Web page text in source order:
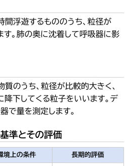
浮遊するもののうち、粒径が
。肺の奥に沈着して呼吸器に影
のうち、粒径が比較的大きく、
下してくる粒子をいいます。デ
で量を測定します。
準とその評価
境上の条件 長期的評価